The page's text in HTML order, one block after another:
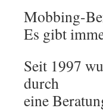
Mobbing-
Es gibt
Seit 1997
durch
eine